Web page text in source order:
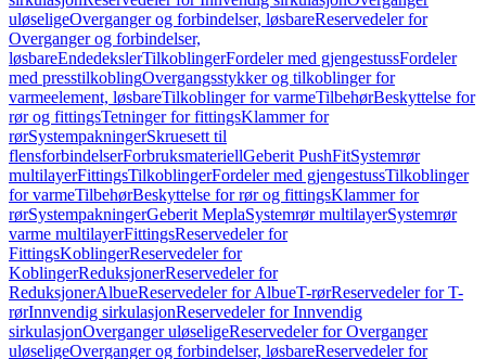
uløseligeOverganger og forbindelser, løsbareReservedeler for
Overganger og forbindelser,
løsbareEndedekslerTilkoblingerFordeler med gjengestussFordeler
med presstilkoblingOvergangsstykker og tilkoblinger for
varmeelement, løsbareTilkoblinger for varmeTilbehørBeskyttelse for
rør og fittingsTetninger for fittingsKlammer for
rørSystempakningerSkruesett til
flensforbindelserForbruksmateriellGeberit PushFitSystemrør
multilayerFittingsTilkoblingerFordeler med gjengestussTilkoblinger
for varmeTilbehørBeskyttelse for rør og fittingsKlammer for
rørSystempakningerGeberit MeplaSystemrør multilayerSystemrør
varme multilayerFittingsReservedeler for
FittingsKoblingerReservedeler for
KoblingerReduksjonerReservedeler for
ReduksjonerAlbueReservedeler for AlbueT-rørReservedeler for T-
rørInnvendig sirkulasjonReservedeler for Innvendig
sirkulasjonOverganger uløseligeReservedeler for Overganger
uløseligeOverganger og forbindelser, løsbareReservedeler for